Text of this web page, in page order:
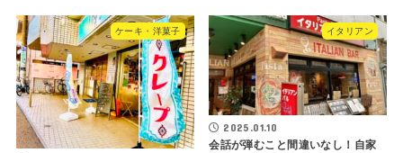
ケーキ・洋菓子 イタリアン
2025.01.10
会話が弾むこと間違いなし！自家